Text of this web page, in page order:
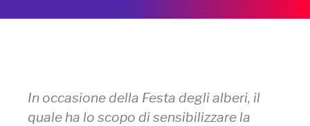
In occasione della Festa degli alberi, il
quale ha lo scopo di sensibilizzare la